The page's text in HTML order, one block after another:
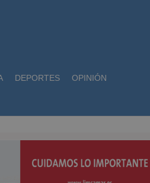
DEPORTES OPINIÓN